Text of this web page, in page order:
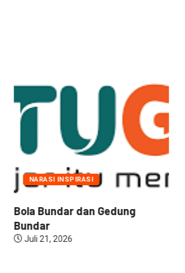
NARASI INSPIRASI
Bola Bundar dan Gedung
Bundar
Juli 21, 2026